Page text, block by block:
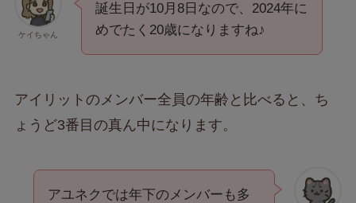
ケイちゃん
誕生日が10月8日なので、2024年に
めでたく20歳になりますね♪
アイリットのメンバー全員の年齢と比べると、ち
ょうど3番目の真ん中になります。
アユネクでは年下のメンバーも多